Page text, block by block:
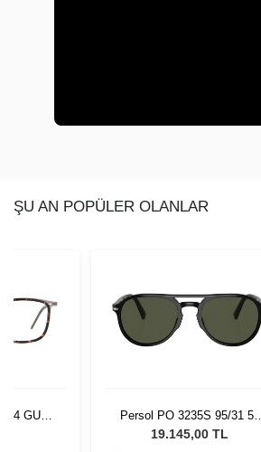
ŞU AN POPÜLER OLANLAR
GUN-
Persol PO 3235S 95/31 55
Unisex Güneş Gözlüğü
19.145,00 TL